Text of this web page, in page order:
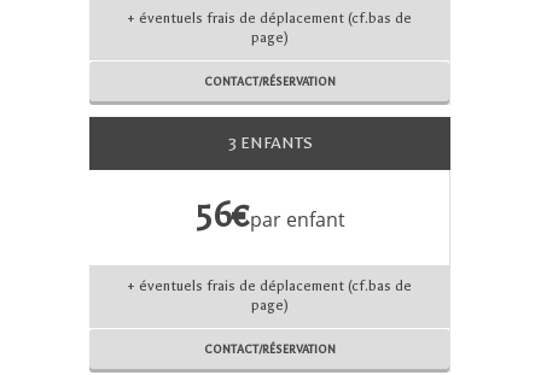
+ éventuels frais de déplacement (cf.bas de
page)
CONTACT/RÉSERVATION
3 ENFANTS
56€par enfant
+ éventuels frais de déplacement (cf.bas de
page)
CONTACT/RÉSERVATION